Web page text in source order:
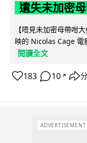
遺失未加密
【唔見未加密母帶咁
映的 Nicolas Cage
閱讀全文
183 10 ↗
ADVERTISEMENT